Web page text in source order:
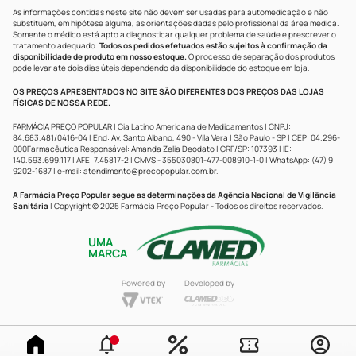
As informações contidas neste site não devem ser usadas para automedicação e não
substituem, em hipótese alguma, as orientações dadas pelo profissional da área médica.
Somente o médico está apto a diagnosticar qualquer problema de saúde e prescrever o
tratamento adequado. Todos os pedidos efetuados estão sujeitos à confirmação da
disponibilidade de produto em nosso estoque.O processo de separação dos produtos
pode levar até dois dias úteis dependendo da disponibilidade do estoque em loja.
OS PREÇOS APRESENTADOS NO SITE SÃO DIFERENTES DOS PREÇOS DAS LOJAS
FÍSICAS DE NOSSA REDE.
FARMÁCIA PREÇO POPULAR | Cia Latino Americana de Medicamentos | CNPJ:
84.683.481/0416-04 | End: Av. Santo Albano, 490 - Vila Vera | São Paulo - SP | CEP: 04.296-
000Farmacêutica Responsável: Amanda Zelia Deodato | CRF/SP: 107393 | IE:
140.593.699.117 | AFE: 7.45817-2 | CMVS - 355030801-477-008910-1-0 | WhatsApp: (47) 9
9202-1687 | e-mail: atendimento@precopopular.com.br.
A Farmácia Preço Popular segue as determinações da Agência Nacional de Vigilância
Sanitária | Copyright © 2025 Farmácia Preço Popular - Todos os direitos reservados.
UMA
MARCA
Powered by Developed by